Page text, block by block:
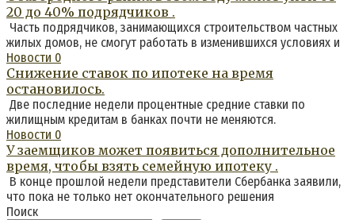
20 до 40% подрядчиков .
Часть подрядчиков, занимающихся строительством частных
жилых домов, не смогут работать в изменившихся условиях и
Новости 0
Снижение ставок по ипотеке на время
остановилось.
Две последние недели процентные средние ставки по
жилищным кредитам в банках почти не меняются.
Новости 0
У заемщиков может появиться дополнительное
время, чтобы взять семейную ипотеку .
В конце прошлой недели представители Сбербанка заявили,
что пока не только нет окончательного решения
Поиск